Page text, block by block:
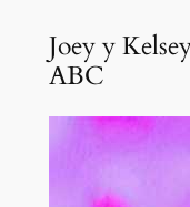
Joey y
ABC